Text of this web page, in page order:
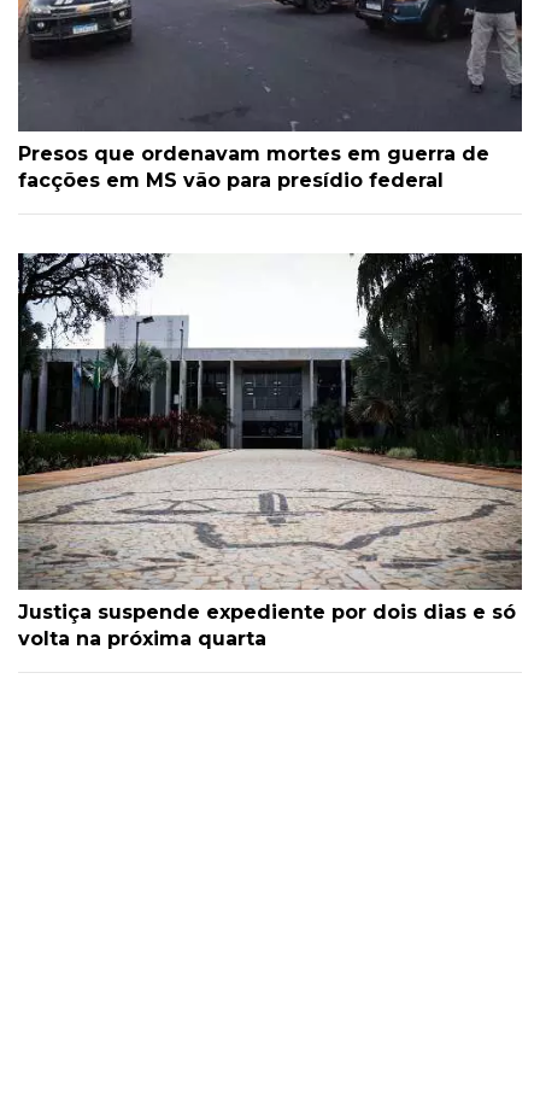
Presos que ordenavam mortes em guerra de
facções em MS vão para presídio federal
Justiça suspende expediente por dois dias e só
volta na próxima quarta